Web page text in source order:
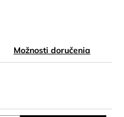
Možnosti doručenia